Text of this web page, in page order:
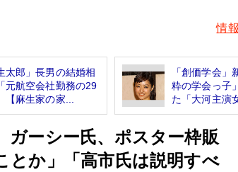
情
太郎」長男の結婚相
元航空会社勤務の29
麻生家の家...
「創価学会」
粋の学会っ子
た「大河主演
ガーシー氏、ポスター枠販
か」「高市氏は説明すべ